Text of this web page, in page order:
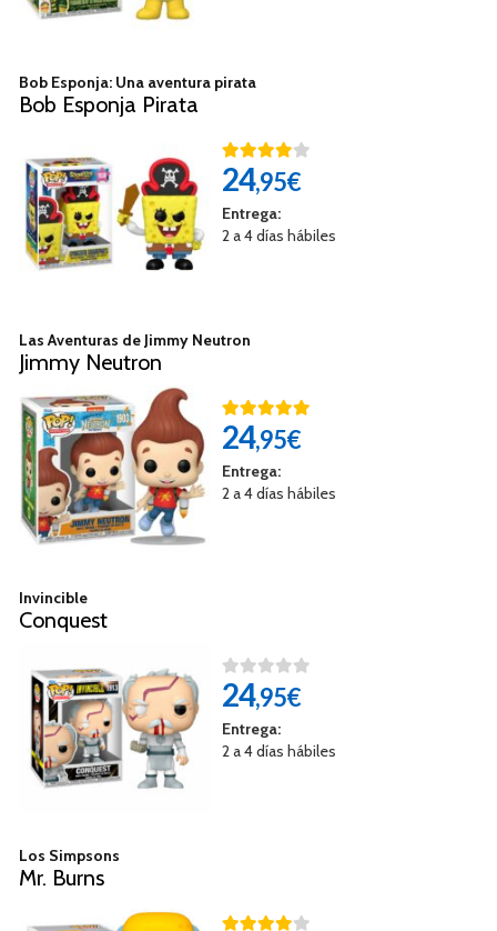
Bob Esponja: Una aventura pirata
Bob Esponja Pirata
24,95€
Entrega:
2 a 4 días hábiles
Las Aventuras de Jimmy Neutron
Jimmy Neutron
24,95€
Entrega:
2 a 4 días hábiles
Invincible
Conquest
24,95€
Entrega:
2 a 4 días hábiles
Los Simpsons
Mr. Burns